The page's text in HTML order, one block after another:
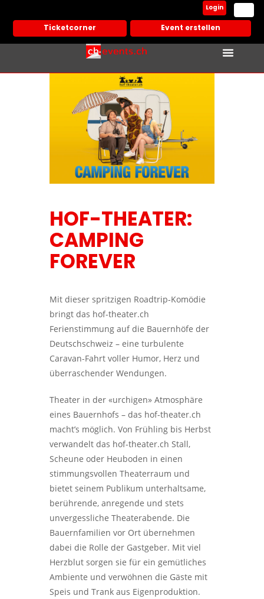
Ticketcorner Event erstellen
Login
HOF-THEATER:
CAMPING
FOREVER
Mit dieser spritzigen Roadtrip-Komödie
bringt das hof-theater.ch
Ferienstimmung auf die Bauernhöfe der
Deutschschweiz – eine turbulente
Caravan-Fahrt voller Humor, Herz und
überraschender Wendungen.
Theater in der «urchigen» Atmosphäre
eines Bauernhofs – das hof-theater.ch
macht’s möglich. Von Frühling bis Herbst
verwandelt das hof-theater.ch Stall,
Scheune oder Heuboden in einen
stimmungsvollen Theaterraum und
bietet seinem Publikum unterhaltsame,
berührende, anregende und stets
unvergessliche Theaterabende. Die
Bauernfamilien vor Ort übernehmen
dabei die Rolle der Gastgeber. Mit viel
Herzblut sorgen sie für ein gemütliches
Ambiente und verwöhnen die Gäste mit
Speis und Trank aus Eigenproduktion.